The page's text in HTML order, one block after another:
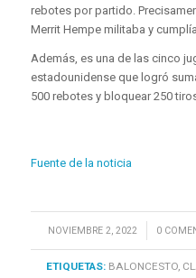
rebotes por partido.
Merrit Hempe militaba y
Además, es una de las cinco
estadounidense que logró
500 rebotes y bloquear 250
Fuente de la noticia
NOVIEMBRE 2, 2022
/ 0 /
ETIQUETAS: BALONCESTO,